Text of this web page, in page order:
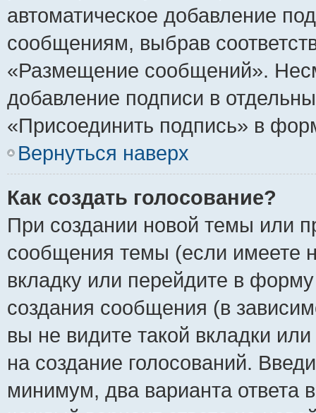
автоматическое добавление
сообщениям, выбрав
«Размещение сообщений».
добавление подписи в
«Присоединить подпись» в
Вернуться наверх
Как создать голосование?
При создании новой темы или
сообщения темы (если имеете
вкладку или перейдите в
создания сообщения (в
вы не видите такой вкладки
на создание голосований.
минимум, два варианта ответа